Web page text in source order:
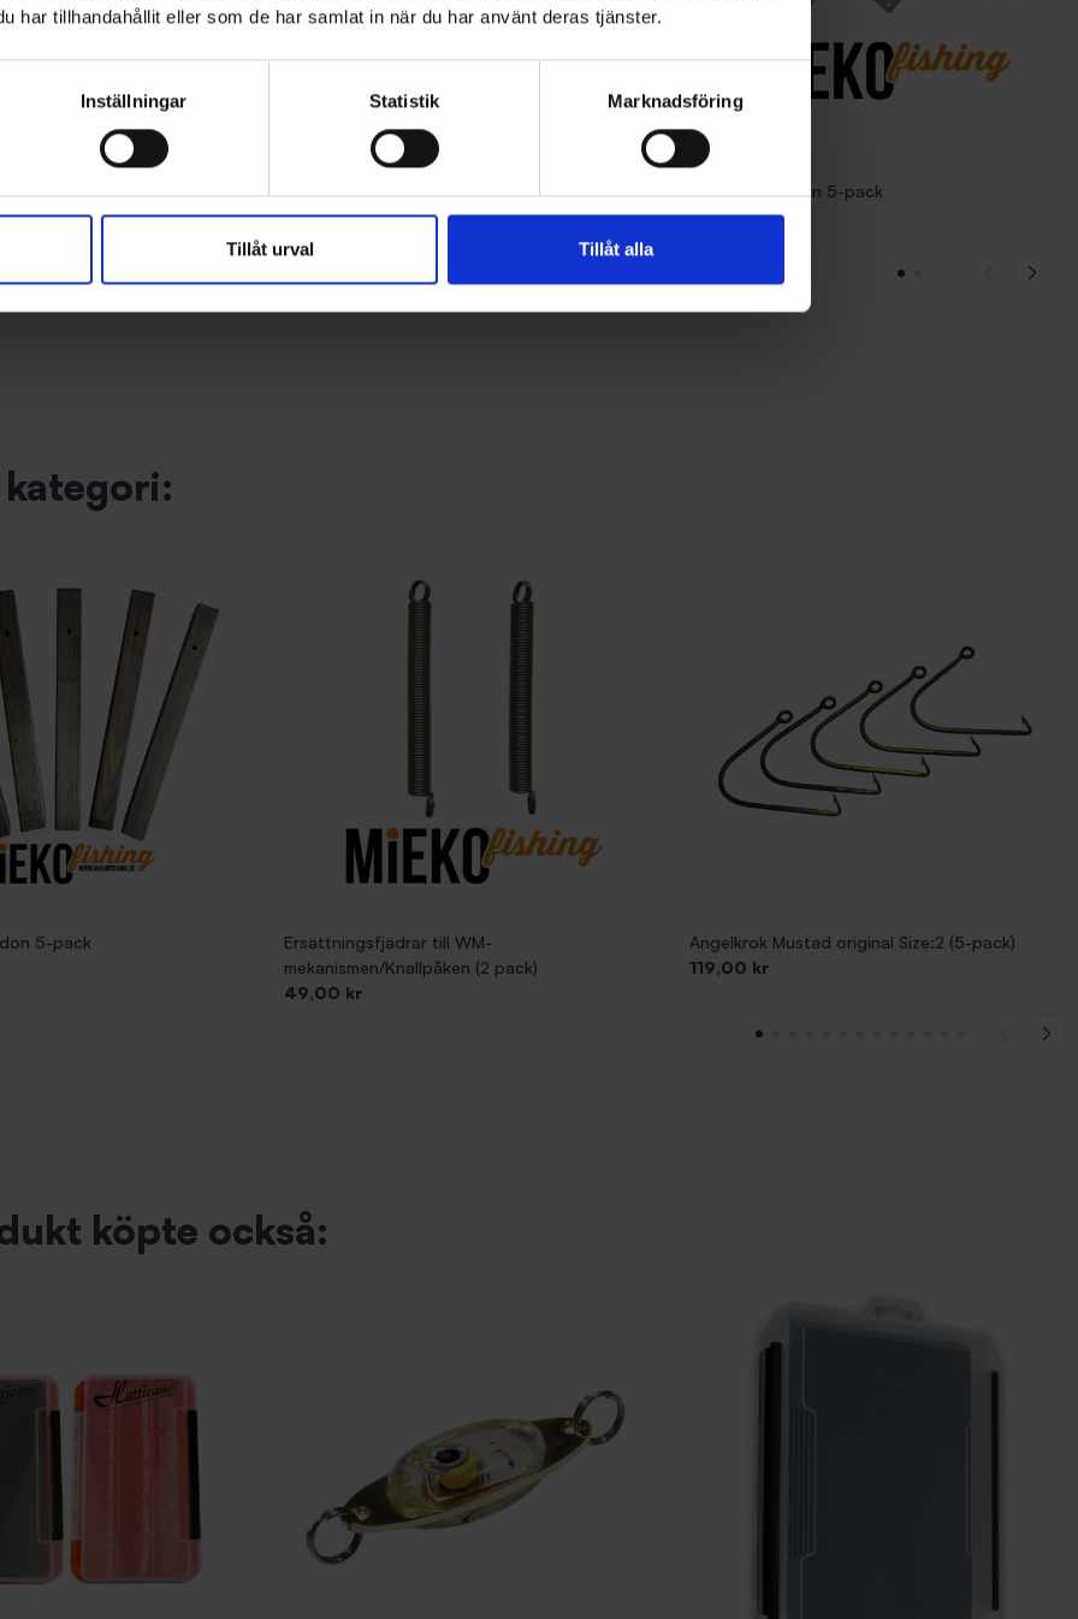
har tillhandahållit eller som de har samlat in när du har använt deras tjänster.
Inställningar Statistik Marknadsföring
Tillåt urval Tillåt alla
- Ismetehållare Skarven
Ollonskott till WM-mekanismen
215 kr
Mieko Predator
WM-mekanismen 5-pack
319 kr
5-pack
Ersättningsfjädrar till WM-
mekanismen/Knallpåken (2 pack)
Pris
49,00 kr
Angelkrok Mustad original Size:2 (5-pack)
Pris
119,00 kr
köpte också: